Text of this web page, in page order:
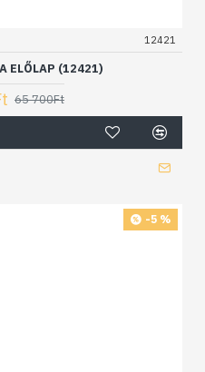
12421
ELŐLAP (12421)
65 700Ft
-5 %